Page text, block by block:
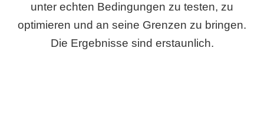
unter echten Bedingungen zu testen, zu
optimieren und an seine Grenzen zu bringen.
Die Ergebnisse sind erstaunlich.